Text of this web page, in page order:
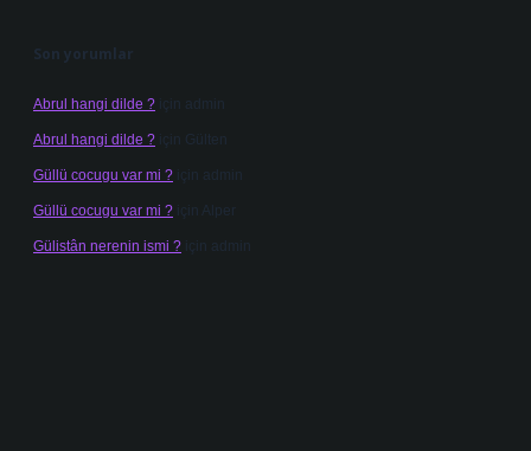
Son yorumlar
Abrul hangi dilde ? için admin
Abrul hangi dilde ? için Gülten
Güllü cocugu var mi ? için admin
Güllü cocugu var mi ? için Alper
Gülistân nerenin ismi ? için admin